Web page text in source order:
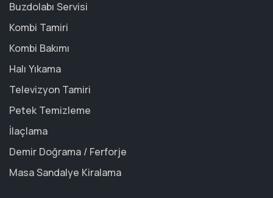
Buzdolabı Servisi
Kombi Tamiri
Kombi Bakımı
Halı Yıkama
Televizyon Tamiri
Petek Temizleme
İlaçlama
Demir Doğrama / Ferforje
Masa Sandalye Kiralama